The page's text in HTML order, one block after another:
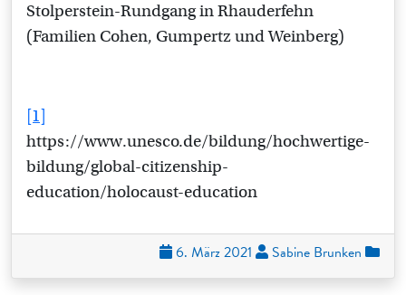
Stolperstein-Rundgang in Rhauderfehn
(Familien Cohen, Gumpertz und Weinberg)
[1]
https://www.unesco.de/bildung/hochwertige-
bildung/global-citizenship-
education/holocaust-education
6. März 2021 Sabine Brunken